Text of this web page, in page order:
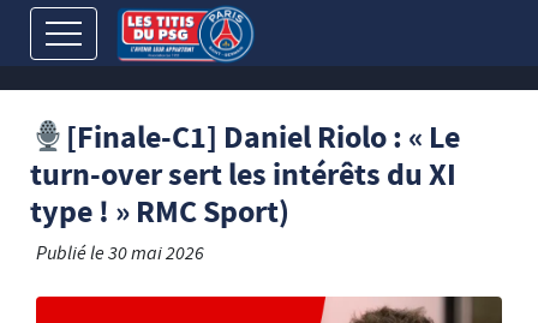
[Finale-C1] Daniel Riolo : « Le
turn-over sert les intérêts du XI
type ! » RMC Sport)
Publié le30 mai 2026